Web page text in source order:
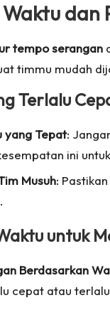
dan
tempo serangan
timmu mudah
Terlalu
yang Tepat:
ini
Musuh:
untuk
Berdasarkan
cepat atau